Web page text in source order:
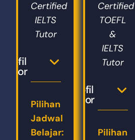
Certified
TOEFL
&
IELTS
Tutor
Profil
Tutor
Pilihan
Certified
IELTS
Tutor
Profil
Tutor
Pilihan
Jadwal
Belajar: